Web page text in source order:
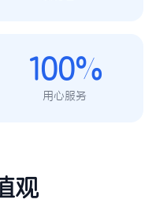
100%
用心服务
观